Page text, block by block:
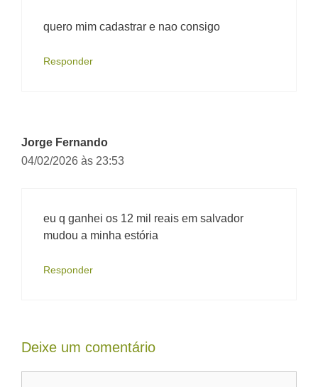
quero mim cadastrar e nao consigo
Responder
Jorge Fernando
04/02/2026 às 23:53
eu q ganhei os 12 mil reais em salvador
mudou a minha estória
Responder
Deixe um comentário